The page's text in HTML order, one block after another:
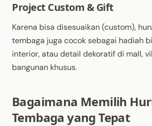
Project Custom & Gift
Karena bisa disesuaikan (custom),
tembaga juga cocok sebagai hadiah
interior, atau detail dekoratif di mall,
bangunan khusus.
Bagaimana Memilih
Tembaga yang Tepat